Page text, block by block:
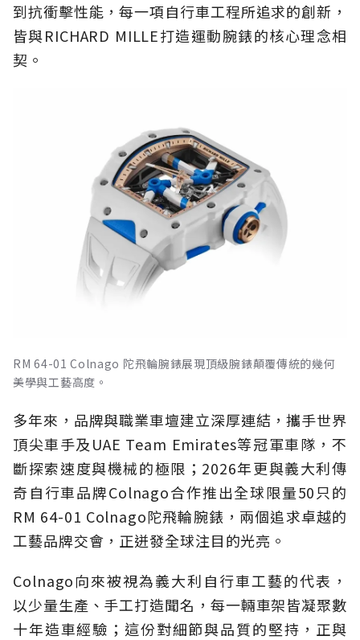
到抗衝擊性能，每一項自行車工程所追求的創新，
皆與RICHARD MILLE打造運動腕錶的核心理念相
契。
RM 64-01 Colnago 陀飛輪腕錶展現頂級腕錶顛覆傳統的幾何
美學與工藝高度。
多年來，品牌與職業車壇建立深厚連結，攜手世界
頂尖車手及UAE Team Emirates等冠軍車隊，不
斷探索速度與機械的極限；2026年更與義大利傳
奇自行車品牌Colnago合作推出全球限量50只的
RM 64-01 Colnago陀飛輪腕錶，兩個追求卓越的
工藝品牌交會，正迸發全球注目的光亮。
Colnago向來被視為義大利自行車工藝的代表，
以少量生產、手工打造聞名，每一輛車架皆凝聚數
十年造車經驗；這份對細節與品質的堅持，正與